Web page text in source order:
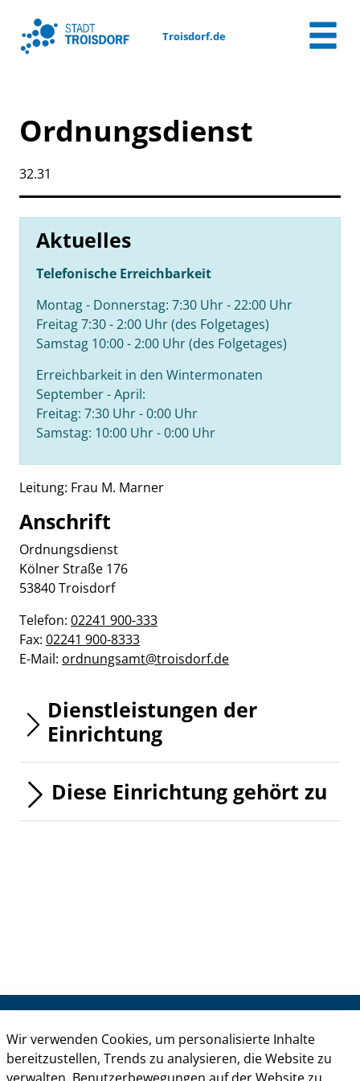
Zum Hauptinhalt springen
Troisdorf.de
Ordnungsdienst
Kurzbezeichnung
32.31
Aktuelles
Telefonische Erreichbarkeit
Montag - Donnerstag: 7:30 Uhr - 22:00 Uhr
Freitag 7:30 - 2:00 Uhr (des Folgetages)
Samstag 10:00 - 2:00 Uhr (des Folgetages)
Erreichbarkeit in den Wintermonaten
September - April:
Freitag: 7:30 Uhr - 0:00 Uhr
Samstag: 10:00 Uhr - 0:00 Uhr
Beschreibung
Leitung: Frau M. Marner
Anschrift
Ordnungsdienst
Kölner Straße 176
53840Troisdorf
Telefon: 02241 900-333
Fax: 02241 900-8333
E-Mail: ordnungsamt@troisdorf.de
Dienstleistungen der
Einrichtung
Diese Einrichtung gehört zu
Kontakt
Informationen
Wir verwenden Cookies, um personalisierte Inhalte
bereitzustellen, Trends zu analysieren, die Website zu